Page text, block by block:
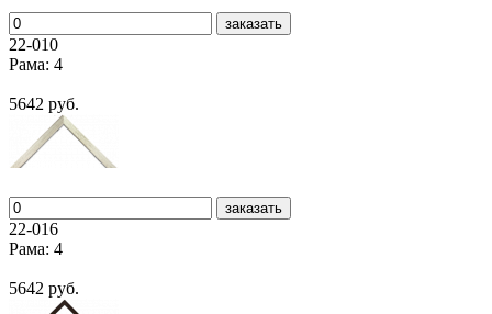
заказать
22-010
Рама: 4
5642 руб.
заказать
22-016
Рама: 4
5642 руб.